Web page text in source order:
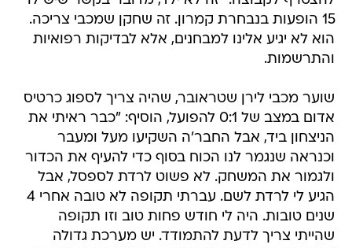
15 הופעות בנבחרת קמרון. זה שחקן שמכבי צריכה.
הוא לא יגיע אלינו למבחנים, אלא לבדיקות רפואיות
והתרשמות.
שוער מכבי לירן שטראובר, שהיה צריך לספוג כרטיס
אדום במצב של 0:1 להפועל, הוסיף: "כבר ראיתי את
הניצחון ביד, אבל החבר'ה השקיעו מעל ומעבר
וכנראה שנגמר לנו הכוח בסוף כדי להעיף את הכדור
ולגמור את המשחק. לא פשוט לרדת לספסל, אבל
הגיע לי לרדת לשם. עברתי תקופה לא טובה אחרי 4
שנים טובות. היה לי חודש פחות טוב וזו תקופה
שהייתי צריך לדעת להתמודד. יש מערכת גדולה